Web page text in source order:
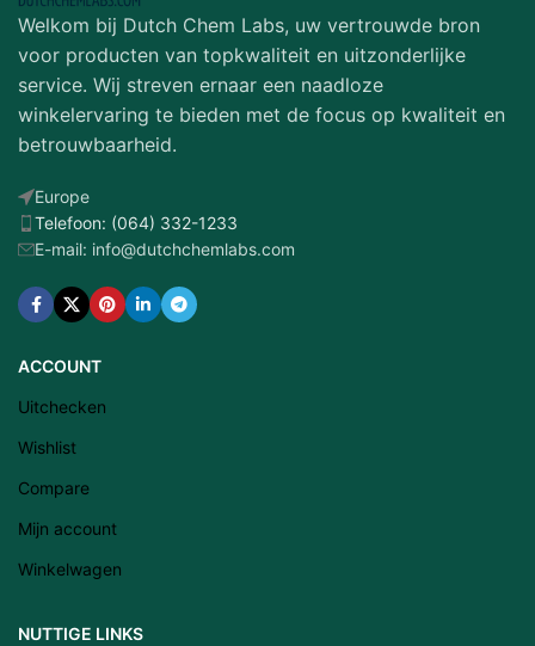
Welkom bij Dutch Chem Labs, uw vertrouwde bron
voor producten van topkwaliteit en uitzonderlijke
service. Wij streven ernaar een naadloze
winkelervaring te bieden met de focus op kwaliteit en
betrouwbaarheid.
Europe
Telefoon: (064) 332-1233
E-mail: info@dutchchemlabs.com
ACCOUNT
Uitchecken
Wishlist
Compare
Mijn account
Winkelwagen
NUTTIGE LINKS